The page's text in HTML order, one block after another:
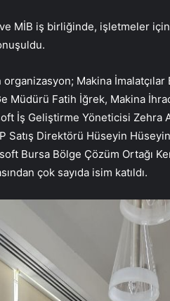
MİB iş birliğinde, işletmeler
Makina
Müdürü Fatih İğrek, Makina
İş Geliştirme Yöneticisi
Satış Direktörü Hüseyin
Bursa Bölge Çözüm Ortağı
çok sayıda isim katıldı.